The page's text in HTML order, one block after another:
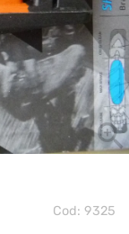
Cod: 9325